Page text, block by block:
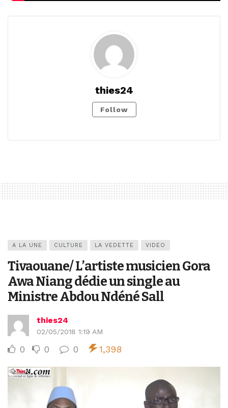
thies24
Follow
A LA UNE CULTURE LA VEDETTE VIDEO
Tivaouane/ L’artiste musicien Gora
Awa Niang dédie un single au
Ministre Abdou Ndéné Sall
thies24
02/05/2018 1:19 AM
0 0 0 1,398